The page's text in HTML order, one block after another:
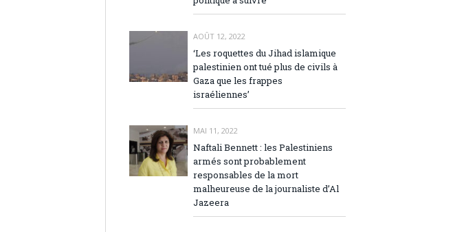
AOÛT 12, 2022
‘Les roquettes du Jihad islamique
palestinien ont tué plus de civils à
Gaza que les frappes
israéliennes’
MAI 11, 2022
Naftali Bennett : les Palestiniens
armés sont probablement
responsables de la mort
malheureuse de la journaliste d’Al
Jazeera